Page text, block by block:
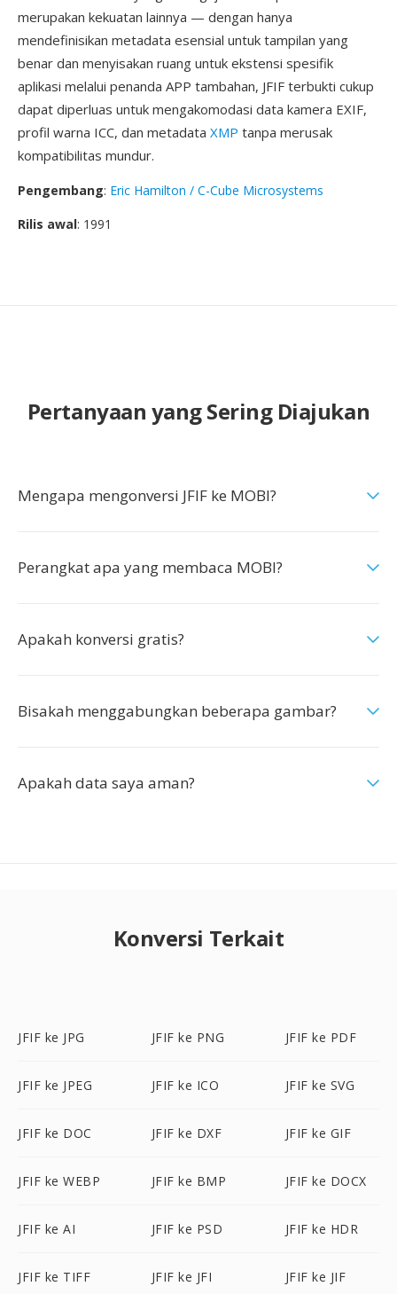
merupakan kekuatan lainnya — dengan hanya
mendefinisikan metadata esensial untuk tampilan yang
benar dan menyisakan ruang untuk ekstensi spesifik
aplikasi melalui penanda APP tambahan, JFIF terbukti cukup
dapat diperluas untuk mengakomodasi data kamera EXIF,
profil warna ICC, dan metadata XMP tanpa merusak
kompatibilitas mundur.
Pengembang: Eric Hamilton / C-Cube Microsystems
Rilis awal: 1991
Pertanyaan yang Sering Diajukan
Mengapa mengonversi JFIF ke MOBI?
Perangkat apa yang membaca MOBI?
Apakah konversi gratis?
Bisakah menggabungkan beberapa gambar?
Apakah data saya aman?
Konversi Terkait
JFIF ke JPG JFIF ke PNG JFIF ke PDF
JFIF ke JPEG JFIF ke ICO JFIF ke SVG
JFIF ke DOC JFIF ke DXF JFIF ke GIF
JFIF ke WEBP JFIF ke BMP JFIF ke DOCX
JFIF ke AI JFIF ke PSD JFIF ke HDR
JFIF ke TIFF JFIF ke JFI JFIF ke JIF